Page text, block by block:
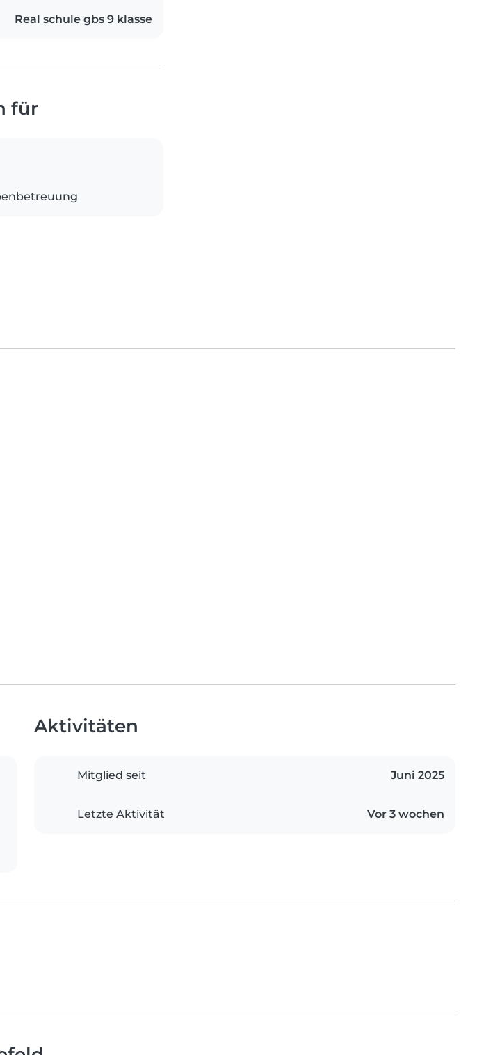
Real schule gbs 9 klasse
für
Aktivitäten
Mitglied seit Juni 2025
Letzte Aktivität Vor 3 wochen